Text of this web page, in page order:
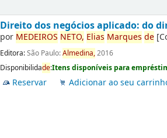
Direito dos negócios aplicado: do
por MEDEIROS NETO, Elias Marques de
Editora:São Paulo:Almedina,2016
Disponibilidade:Itens disponíveis para
Reservar Adicionar ao seu